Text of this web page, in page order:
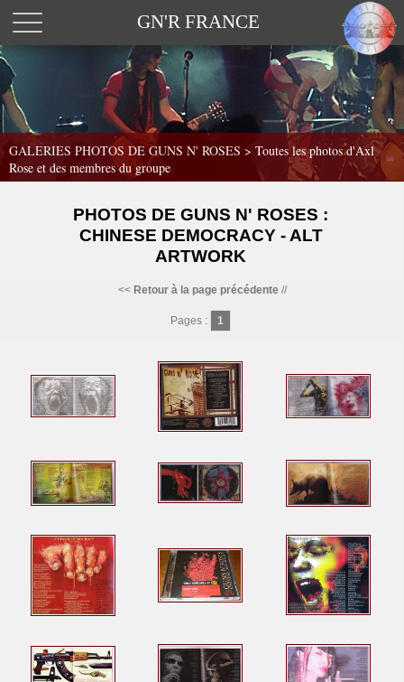
GN'R FRANCE
GALERIES PHOTOS DE GUNS N' ROSES > Toutes les photos d'Axl
Rose et des membres du groupe
PHOTOS DE GUNS N' ROSES :
CHINESE DEMOCRACY - ALT
ARTWORK
<< Retour à la page précédente//
Pages : 1